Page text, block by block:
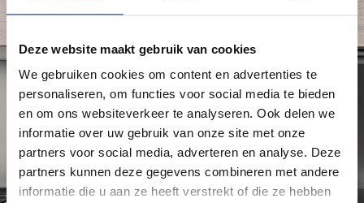
Deze website maakt gebruik van cookies
We gebruiken cookies om content en advertenties te
personaliseren, om functies voor social media te bieden
en om ons websiteverkeer te analyseren. Ook delen we
informatie over uw gebruik van onze site met onze
partners voor social media, adverteren en analyse. Deze
partners kunnen deze gegevens combineren met andere
informatie die u aan ze heeft verstrekt of die ze hebben